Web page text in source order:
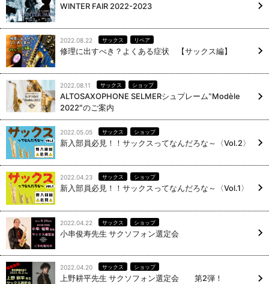
WINTER FAIR 2022-2023
2022.08.22 サックス リペア
修理に出すべき？よくある症状 【サックス編】
2022.08.11 サックス ショップ
ALTOSAXOPHONE SELMERシュプレーム‟Modèle
2022″のご案内
2022.05.05 サックス ショップ
新入部員必見！！サックスってなんだろな～〈Vol.2〉
2022.04.23 サックス ショップ
新入部員必見！！サックスってなんだろな～〈Vol.1〉
2022.04.22 サックス ショップ
小串俊寿先生 サクソフォン選定会
2022.04.20 サックス ショップ
上野耕平先生 サクソフォン選定会 第2弾！